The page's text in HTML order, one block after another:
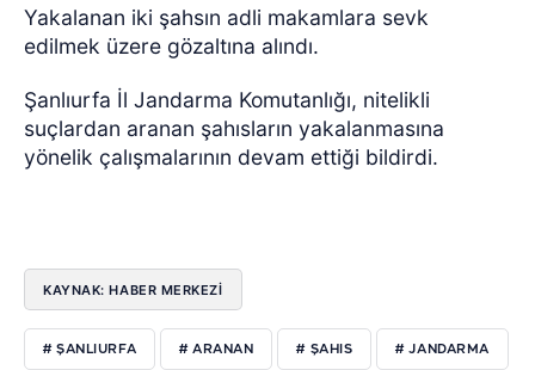
Yakalanan iki şahsın adli makamlara sevk
edilmek üzere gözaltına alındı.
Şanlıurfa İl Jandarma Komutanlığı, nitelikli
suçlardan aranan şahısların yakalanmasına
yönelik çalışmalarının devam ettiği bildirdi.
KAYNAK: HABER MERKEZİ
# ŞANLIURFA # ARANAN # ŞAHIS # JANDARMA